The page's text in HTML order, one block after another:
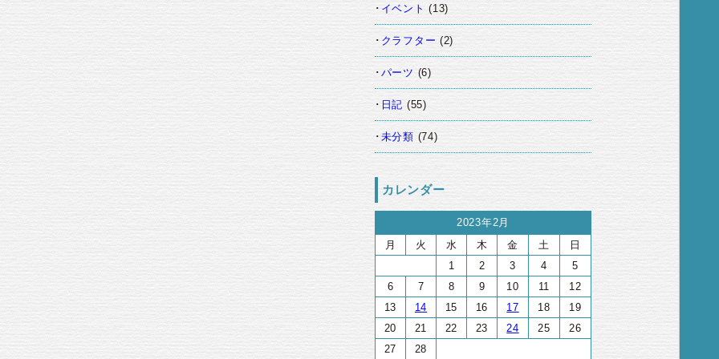
イベント (13)
クラフター (2)
パーツ (6)
日記 (55)
未分類 (74)
カレンダー
2023年2月
月
火 水 木 金 土
日
1
2 3 4
5
6
7 8 9 10 11
12
13
14 15 16 17 18
19
20
21 22 23 24 25
26
27
28